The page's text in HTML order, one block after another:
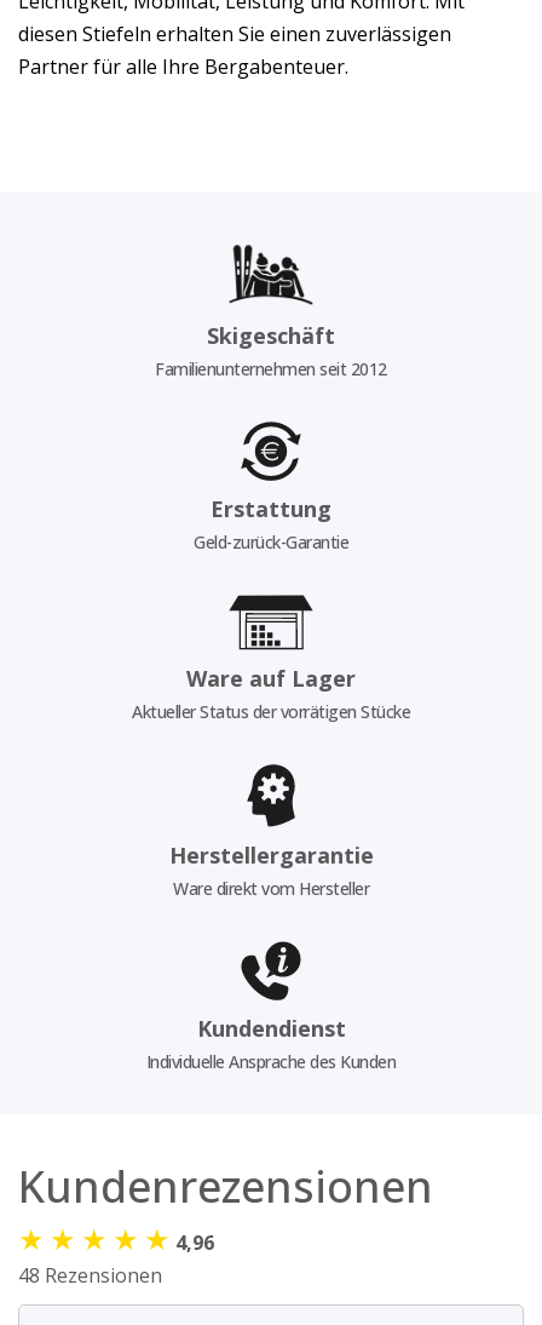
diesen Stiefeln erhalten Sie einen zuverlässigen
Partner für alle Ihre Bergabenteuer.
Skigeschäft
Familienunternehmen seit 2012
Erstattung
Geld-zurück-Garantie
Ware auf Lager
Aktueller Status der vorrätigen Stücke
Herstellergarantie
Ware direkt vom Hersteller
Kundendienst
Individuelle Ansprache des Kunden
Kundenrezensionen
★ ★ ★ ★ ★ 4,96
48 Rezensionen